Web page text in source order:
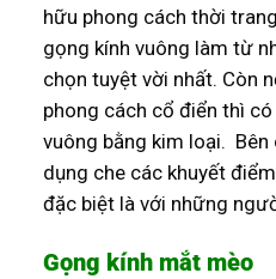
hữu phong cách thời
gọng kính vuông làm từ
chọn tuyệt vời nhất. Còn
phong cách cổ điển thì
vuông bằng kim loại.
dụng che các khuyết
đặc biệt là với những
Gọng kính mắt mèo